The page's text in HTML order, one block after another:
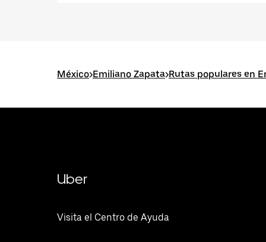
México>Emiliano Zapata>Rutas populares en
Uber
Visita el Centro de Ayuda